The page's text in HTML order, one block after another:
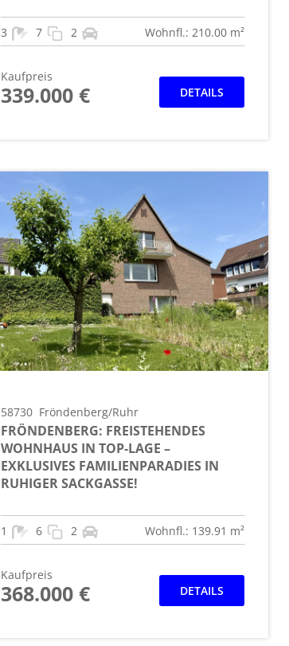
3 7 2 Wohnfl.: 210.00 m²
Kaufpreis
339.000 € DETAILS
58730 Fröndenberg/Ruhr
FRÖNDENBERG: FREISTEHENDES
WOHNHAUS IN TOP-LAGE –
EXKLUSIVES FAMILIENPARADIES IN
RUHIGER SACKGASSE!
1 6 2 Wohnfl.: 139.91 m²
Kaufpreis
368.000 € DETAILS